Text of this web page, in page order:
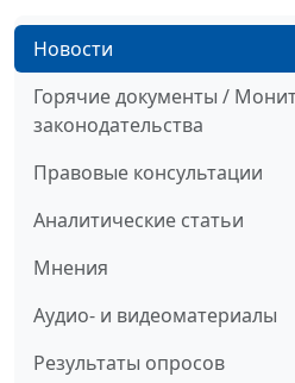
Новости
Горячие документы /
законодательства
Правовые консультации
Аналитические статьи
Мнения
Аудио- и видеоматериалы
Результаты опросов